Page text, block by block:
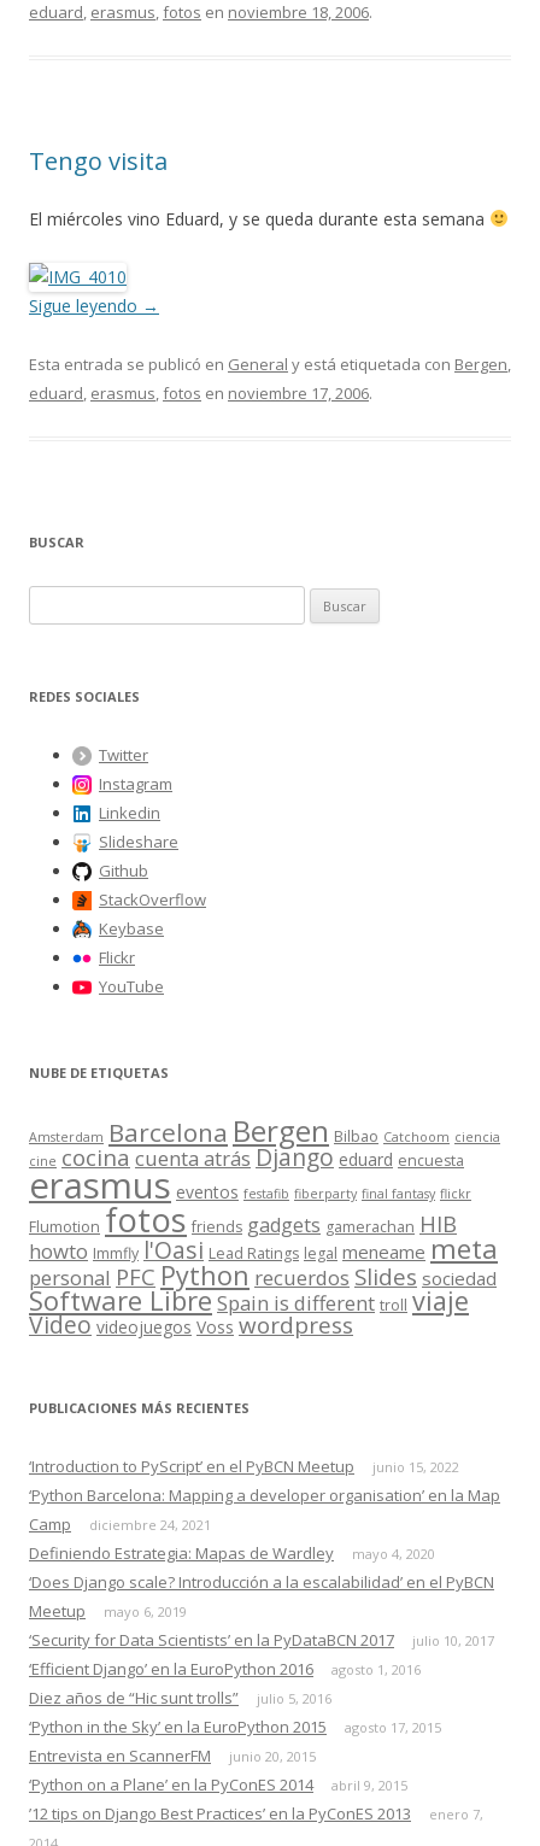
eduard, erasmus,fotos en noviembre 18, 2006.
Tengo visita
El miércoles vino Eduard, y se queda durante esta semana
Sigue leyendo →
Esta entrada se publicó en General y está etiquetada con Bergen,
eduard, erasmus,fotos en noviembre 17, 2006.
BUSCAR
u
c
REDES SOCIALES
Twitter
Instagram
Linkedin
Slideshare
Github
StackOverflow
Keybase
Flickr
YouTube
NUBE DE ETIQUETAS
Amsterdam Barcelona Bergen Bilbao Catchoom ciencia
cine cocinacuenta atrás Django eduard encuesta
erasmus eventos festafib fiberparty final fantasy flickr
Flumotion fotos friends gadgets gamerachan HIB
howto Immfly l'Oasi Lead Ratings legal meneame meta
personal PFC Python recuerdos Slides sociedad
Software LibreSpain is different troll viaje
Video videojuegos Voss wordpress
PUBLICACIONES MÁS RECIENTES
‘Introduction to PyScript’ en el PyBCN Meetup junio 15, 2022
‘Python Barcelona: Mapping a developer organisation’ en la Map
Camp
diciembre 24, 2021
Definiendo Estrategia: Mapas de Wardley mayo 4, 2020
‘Does Django scale? Introducción a la escalabilidad’ en el PyBCN
Meetup
mayo 6, 2019
‘Security for Data Scientists’ en la PyDataBCN 2017 julio 10, 2017
‘Efficient Django’ en la EuroPython 2016 agosto 1, 2016
Diez años de “Hic sunt trolls” julio 5, 2016
‘Python in the Sky’ en la EuroPython 2015 agosto 17, 2015
Entrevista en ScannerFM junio 20, 2015
‘Python on a Plane’ en la PyConES 2014 abril 9, 2015
’12 tips on Django Best Practices’ en la PyConES 2013
enero 7,